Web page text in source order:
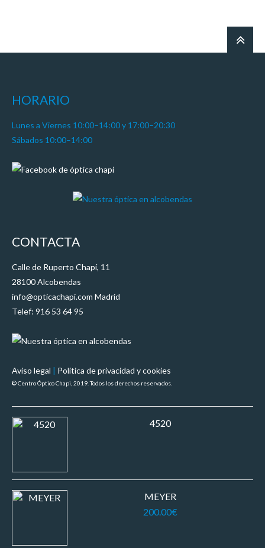
HORARIO
Lunes a Viernes 10:00–14:00 y 17:00–20:30
Sábados 10:00–14:00
CONTACTA
Calle de Ruperto Chapí, 11
28100 Alcobendas
info@opticachapi.com Madrid
Telef: 916 53 64 95
Aviso legal | Política de privacidad y cookies
© Centro Óptico Chapi, 2019. Todos los derechos reservados.
4520
MEYER
200.00€